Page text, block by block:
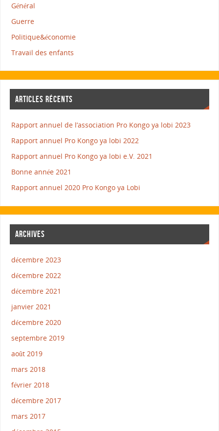
Général
Guerre
Politique&économie
Travail des enfants
ARTICLES RÉCENTS
Rapport annuel de l’association Pro Kongo ya lobi 2023
Rapport annuel Pro Kongo ya lobi 2022
Rapport annuel Pro Kongo ya lobi e.V. 2021
Bonne année 2021
Rapport annuel 2020 Pro Kongo ya Lobi
ARCHIVES
décembre 2023
décembre 2022
décembre 2021
janvier 2021
décembre 2020
septembre 2019
août 2019
mars 2018
février 2018
décembre 2017
mars 2017